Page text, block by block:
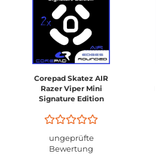
Corepad Skatez AIR
Razer Viper Mini
Signature Edition
ungeprüfte
Bewertung